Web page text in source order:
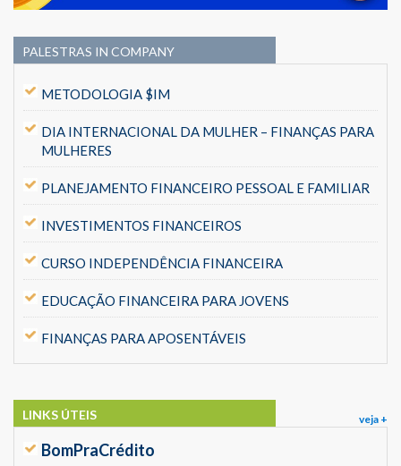
PALESTRAS IN COMPANY
METODOLOGIA $IM
DIA INTERNACIONAL DA MULHER – FINANÇAS PARA
MULHERES
PLANEJAMENTO FINANCEIRO PESSOAL E FAMILIAR
INVESTIMENTOS FINANCEIROS
CURSO INDEPENDÊNCIA FINANCEIRA
EDUCAÇÃO FINANCEIRA PARA JOVENS
FINANÇAS PARA APOSENTÁVEIS
veja +
LINKS ÚTEIS
BomPraCrédito